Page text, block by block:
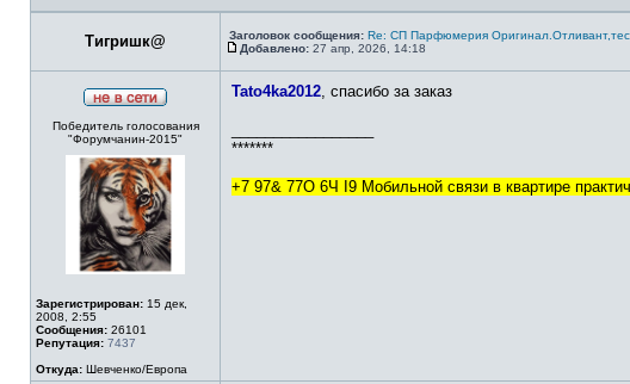
Тигришк@ Заголовок сообщения: Re: СП Парфюмерия
Сообщение
Добавлено: 27 апр, 2026, 14:18
в
сети
Победитель голосования
"Форумчанин-2015"
Зарегистрирован: 15 дек,
2008, 2:55
Сообщения: 26101
Репутация: 7437
Откуда: Шевченко/Европа
Tato4ka2012, спасибо за заказ
*******
+7 97& 77O 6Ч I9 Мобильной связи в квартире